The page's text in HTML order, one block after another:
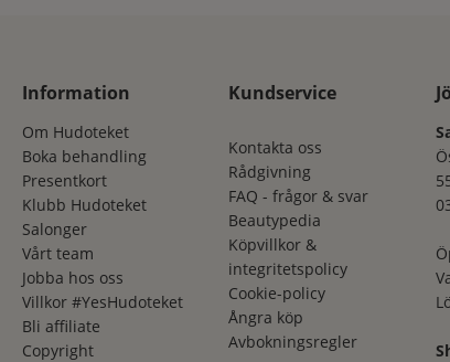
Information
Om Hudoteket
Boka behandling
Presentkort
Klubb Hudoteket
Salonger
Vårt team
Jobba hos oss
Villkor #YesHudoteket
Bli affiliate
Copyright
Kundservice
Kontakta oss
Rådgivning
FAQ - frågor & svar
Beautypedia
Köpvillkor &
integritetspolicy
Cookie-policy
Ångra köp
Avbokningsregler